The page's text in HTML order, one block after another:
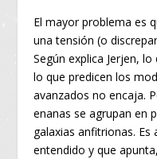
El mayor problema es
una tensión (o
Según explica Jerjen,
lo que predicen los
avanzados no encaja.
enanas se agrupan en
galaxias anfitrionas.
entendido y que